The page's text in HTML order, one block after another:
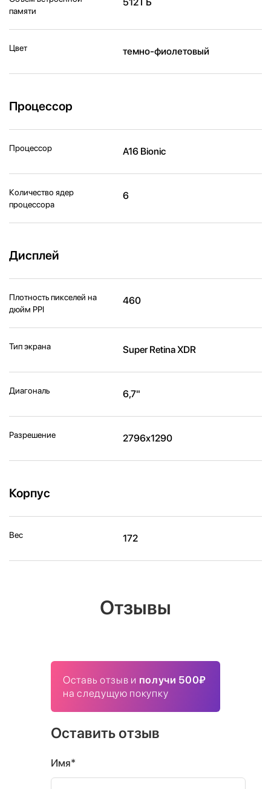
памяти
Цвет темно-фиолетовый
Процессор
Процессор A16 Bionic
Количество ядер
процессора
6
Дисплей
Плотность пикселей на
дюйм PPI
460
Тип экрана Super Retina XDR
Диагональ 6,7"
Разрешение 2796x1290
Корпус
Вес 172
Отзывы
Оставь отзыв и получи 500₽
на следущую покупку
Оставить отзыв
Имя*